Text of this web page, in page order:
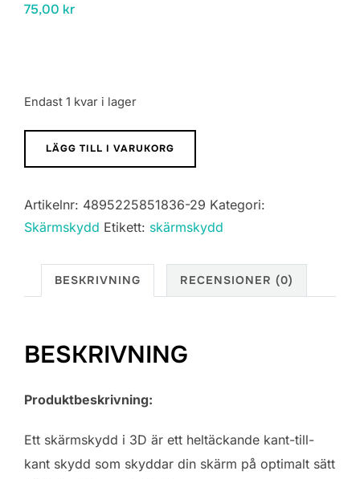
75,00 kr
Endast 1 kvar i lager
Skärmskydd
iPhone
Pro
Max
Härdat
Svart
mängd
LÄGG TILL I VARUKORG
Artikelnr: 4895225851836-29 Kategori:
Skärmskydd Etikett: skärmskydd
BESKRIVNING RECENSIONER (0)
BESKRIVNING
Produktbeskrivning:
Ett skärmskydd i 3D är ett heltäckande kant-till-
kant skydd som skyddar din skärm på optimalt sätt